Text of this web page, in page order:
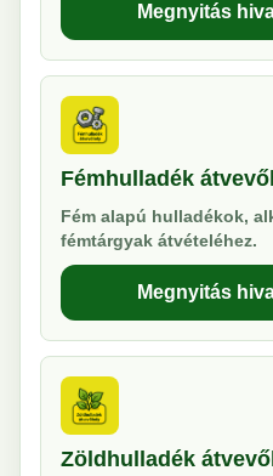
Megnyitás
Fémhulladék
Fém alapú hulladékok,
fémtárgyak átvételéhez.
Megnyitás
Zöldhulladék